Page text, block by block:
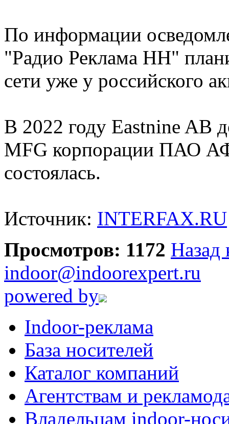
По информации
"Радио Реклама НН"
сети уже у российского
В 2022 году Eastnine AB
MFG корпорации ПАО
состоялась.
Источник: INTERFAX.RU
Просмотров: 1172 Назад
indoor@indoorexpert.ru
powered by
Indoor-реклама
База носителей
Каталог компаний
Агентствам и
Владельцам indoor-